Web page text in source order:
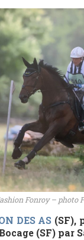
Fonroy – photo
DES AS (SF),
(SF) par